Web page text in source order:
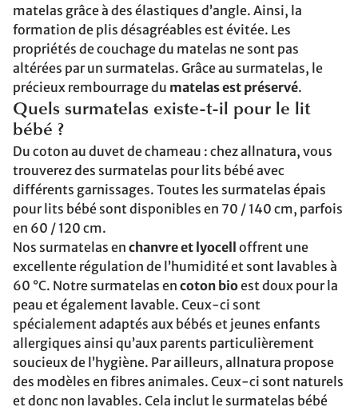
matelas grâce à des élastiques d’angle. Ainsi, la
formation de plis désagréables est évitée. Les
propriétés de couchage du matelas ne sont pas
altérées par un surmatelas. Grâce au surmatelas, le
précieux rembourrage du matelas est préservé.
Quels surmatelas existe-t-il pour le lit
bébé ?
Du coton au duvet de chameau : chez allnatura, vous
trouverez des surmatelas pour lits bébé avec
différents garnissages. Toutes les surmatelas épais
pour lits bébé sont disponibles en 70 / 140 cm, parfois
en 60 / 120 cm.
Nos surmatelas en chanvre et lyocell
offrent une
excellente régulation de l’humidité et sont lavables à
60 °C. Notre surmatelas en coton bioest doux pour la
peau et également lavable. Ceux-ci sont
spécialement adaptés aux bébés et jeunes enfants
allergiques ainsi qu’aux parents particulièrement
soucieux de l’hygiène. Par ailleurs, allnatura propose
des modèles en fibres animales. Ceux-ci sont naturels
et donc non lavables. Cela inclut le surmatelas bébé